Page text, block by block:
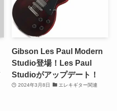
Gibson Les Paul Modern
Studio登場！Les Paul
Studioがアップデート！
2024年3月8日 エレキギター関連